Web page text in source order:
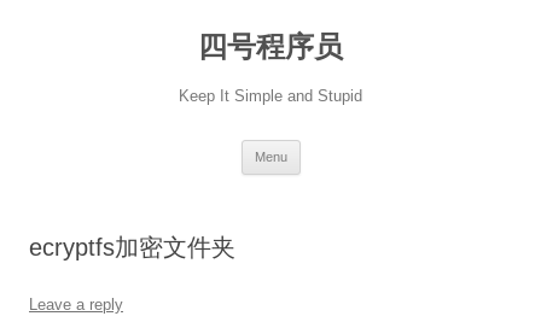
四号程序员
Keep It Simple and Stupid
Menu
ecryptfs加密文件夹
Leave a reply